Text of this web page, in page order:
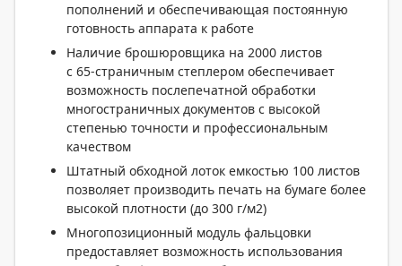
пополнений и обеспечивающая постоянную
готовность аппарата к работе
Наличие брошюровщика на 2000 листов
с 65-страничным степлером обеспечивает
возможность послепечатной обработки
многостраничных документов с высокой
степенью точности и профессиональным
качеством
Штатный обходной лоток емкостью 100 листов
позволяет производить печать на бумаге более
высокой плотности (до 300 г/м2)
Многопозиционный модуль фальцовки
предоставляет возможность использования